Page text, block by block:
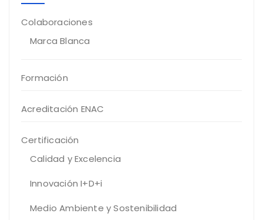
Colaboraciones
Marca Blanca
Formación
Acreditación ENAC
Certificación
Calidad y Excelencia
Innovación I+D+i
Medio Ambiente y Sostenibilidad